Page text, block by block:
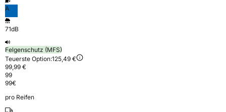
A
71dB
Felgenschutz (MFS)
Teuerste Option:125,49 €
99,99 €
99
99€
pro Reifen